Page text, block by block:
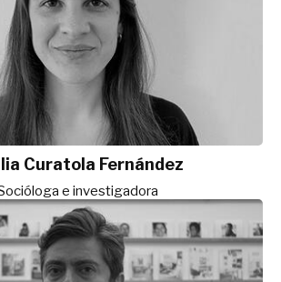
Curatola Fernández
e investigadora